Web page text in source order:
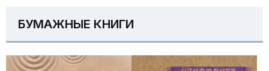
БУМАЖНЫЕ КНИГИ